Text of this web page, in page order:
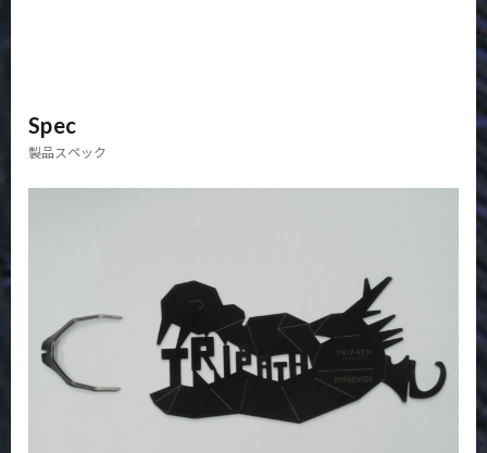
Spec
製品スペック